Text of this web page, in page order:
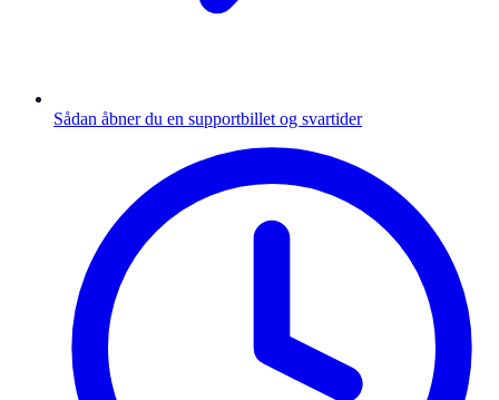
Sådan åbner du en supportbillet og svartider